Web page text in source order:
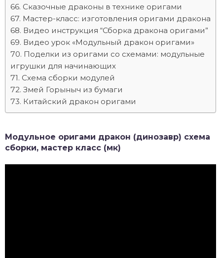
Сказочные драконы в технике оригами
Мастер-класс: изготовления оригами дракона
Видео инструкция “Сборка дракона оригами”
Видео урок «Модульный дракон оригами»
Поделки из оригами со схемами: модульные
игрушки для начинающих
Схема сборки модулей
Змей Горыныч из бумаги
Китайский дракон оригами
Модульное оригами дракон (динозавр) схема
сборки, мастер класс (мк)